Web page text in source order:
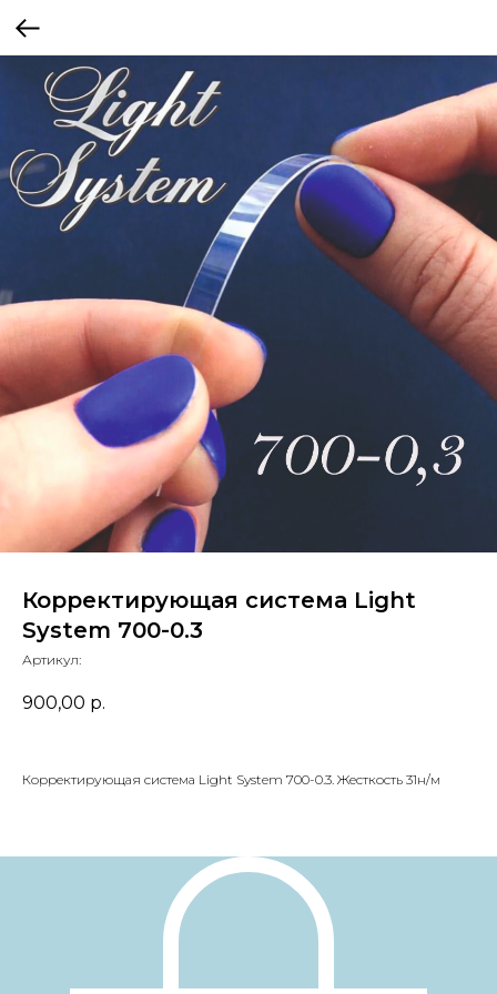
Корректирующая система Light
System 700-0.3
Артикул:
900,00 р.
Корректирующая система Light System 700-0.3. Жесткость 31н/м